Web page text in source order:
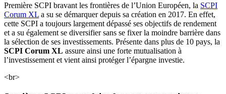
Première SCPI bravant les frontières de l’Union Européen, la SCPI
Corum XL a su se démarquer depuis sa création en 2017. En effet,
cette SCPI a toujours largement dépassé ses objectifs de rendement
et a su également se diversifier sans se fixer la moindre barrière dans
la sélection de ses investissements. Présente dans plus de 10 pays, la
SCPI Corum XL assure ainsi une forte mutualisation à
l’investissement et vient ainsi protéger l’épargne investie.
<br>